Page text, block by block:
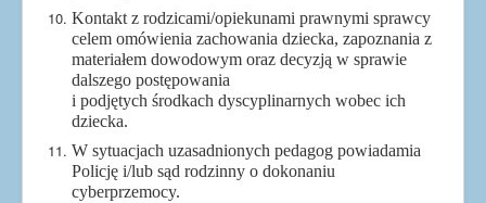
Kontakt z rodzicami/opiekunami prawnymi sprawcy
celem omówienia zachowania dziecka, zapoznania z
materiałem dowodowym oraz decyzją w sprawie
dalszego postępowania
i podjętych środkach dyscyplinarnych wobec ich
dziecka.
W sytuacjach uzasadnionych pedagog powiadamia
Policję i/lub sąd rodzinny o dokonaniu
cyberprzemocy.